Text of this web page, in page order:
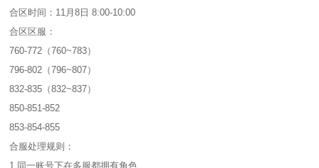
合区时间：11月8日 8:00-10:00
合区区服：
760-772（760~783）
796-802（796~807）
832-835（832~837）
850-851-852
853-854-855
合服处理规则：
1.同一账号下在多服都拥有角色